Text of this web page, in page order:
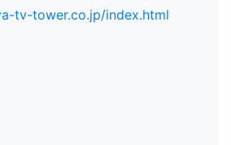
tv-tower.co.jp/index.html